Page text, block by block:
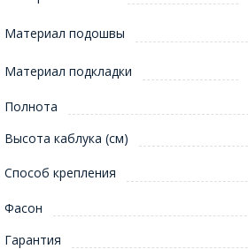
Материал подошвы
Материал подкладки
Полнота
Высота каблука (см)
Способ крепления
Фасон
Гарантия